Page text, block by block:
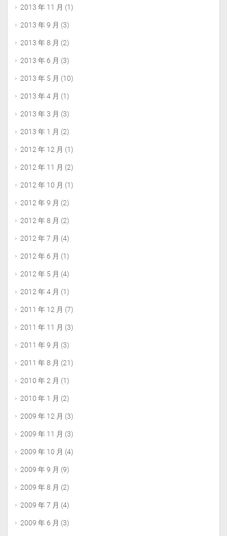
2013 年 11 月 (1)
2013 年 9 月 (3)
2013 年 8 月 (2)
2013 年 6 月 (3)
2013 年 5 月 (10)
2013 年 4 月 (1)
2013 年 3 月 (3)
2013 年 1 月 (2)
2012 年 12 月 (1)
2012 年 11 月 (2)
2012 年 10 月 (1)
2012 年 9 月 (2)
2012 年 8 月 (2)
2012 年 7 月 (4)
2012 年 6 月 (1)
2012 年 5 月 (4)
2012 年 4 月 (1)
2011 年 12 月 (7)
2011 年 11 月 (3)
2011 年 9 月 (3)
2011 年 8 月 (21)
2010 年 2 月 (1)
2010 年 1 月 (2)
2009 年 12 月 (3)
2009 年 11 月 (3)
2009 年 10 月 (4)
2009 年 9 月 (9)
2009 年 8 月 (2)
2009 年 7 月 (4)
2009 年 6 月 (3)